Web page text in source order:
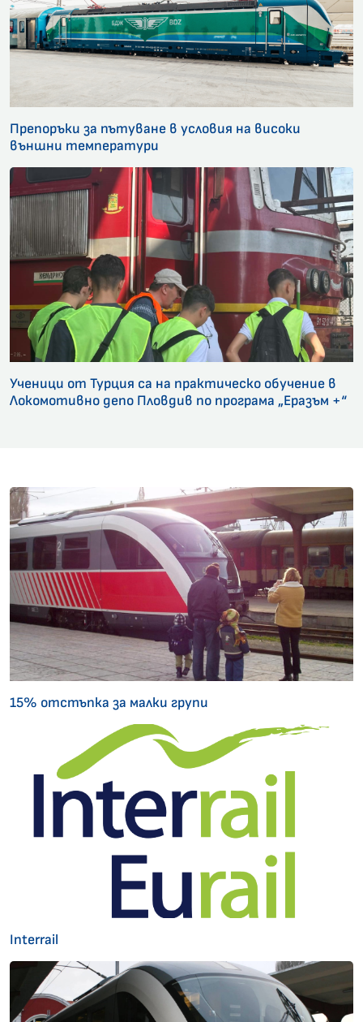
Препоръки за пътуване в условия на високи
външни температури
Ученици от Турция са на практическо обучение в
Локомотивно депо Пловдив по програма „Еразъм +“
15% отстъпка за малки групи
Interrail